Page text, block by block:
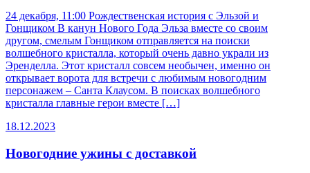
24 декабря, 11:00 Рождественская история с Эльзой и
Гонщиком В канун Нового Года Эльза вместе со своим
другом, смелым Гонщиком отправляется на поиски
волшебного кристалла, который очень давно украли из
Эренделла. Этот кристалл совсем необычен, именно он
открывает ворота для встречи с любимым новогодним
персонажем – Санта Клаусом. В поисках волшебного
кристалла главные герои вместе […]
18.12.2023
Новогодние ужины с доставкой